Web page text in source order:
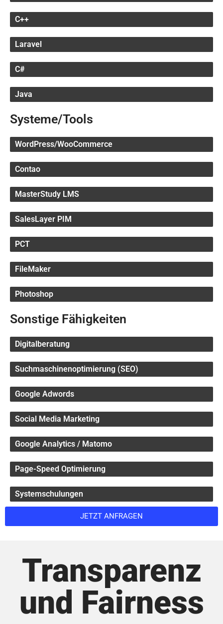
C++
Laravel
C#
Java
Systeme/Tools
WordPress/WooCommerce
Contao
MasterStudy LMS
SalesLayer PIM
PCT
FileMaker
Photoshop
Sonstige Fähigkeiten
Digitalberatung
Suchmaschinenoptimierung (SEO)
Google Adwords
Social Media Marketing
Google Analytics / Matomo
Page-Speed Optimierung
Systemschulungen
JETZT ANFRAGEN
Transparenz
und Fairness